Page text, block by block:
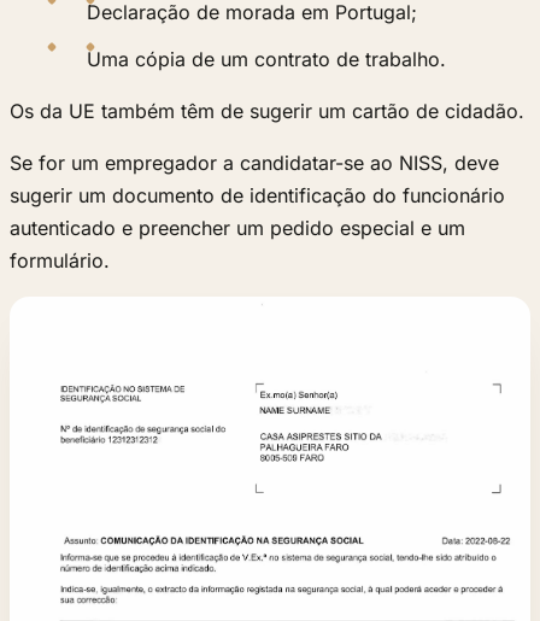
Declaração de morada em Portugal;
Uma cópia de um contrato de trabalho.
Os da UE também têm de sugerir um cartão de cidadão.
Se for um empregador a candidatar-se ao NISS, deve
sugerir um documento de identificação do funcionário
autenticado e preencher um pedido especial e um
formulário.